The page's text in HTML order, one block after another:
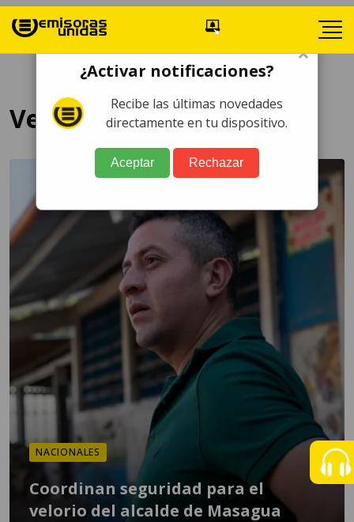
Velorio
NACIONALES
Coordinan seguridad para el
velorio del alcalde de Masagua
×
¿Activar notificaciones?
Recibe las últimas novedades
directamente en tu dispositivo.
Aceptar Rechazar